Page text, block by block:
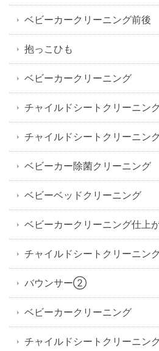
ベビーカークリーニング前後
抱っこひも
ベビーカークリーニング
チャイルドシートクリーニン
チャイルドシートクリーニン
ベビーカー除菌クリーニング
ベビーベッドクリーニング
ベビーカークリーニング仕上
チャイルドシートクリーニン
バウンサー②
ベビーカークリーニング
チャイルドシートクリーニン